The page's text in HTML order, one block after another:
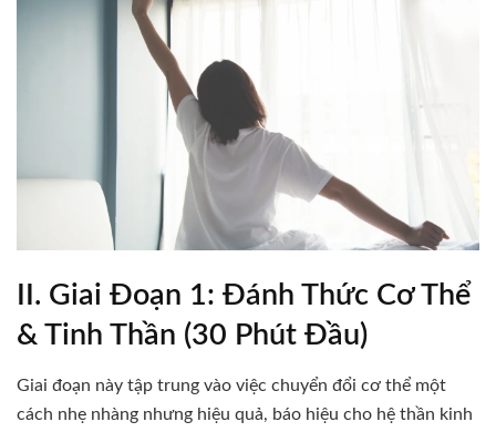
II. Giai Đoạn 1: Đánh Thức Cơ Thể
& Tinh Thần (30 Phút Đầu)
Giai đoạn này tập trung vào việc chuyển đổi cơ thể một
cách nhẹ nhàng nhưng hiệu quả, báo hiệu cho hệ thần kinh